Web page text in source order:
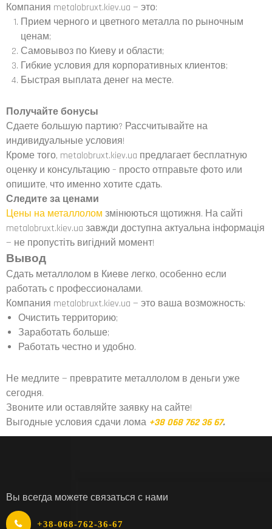
Компания metalobruxt.kiev.ua — это:
Прием черного и цветного металла по рыночным
ценам;
Самовывоз по Киеву и области;
Гибкие условия для корпоративных клиентов;
Быстрая выплата денег на месте.
Получайте бонусы
Сдаете большую партию? Рассчитывайте на
индивидуальные условия!
Кроме того, metalobruxt.kiev.ua предлагает бесплатную
оценку и консультацию – просто отправьте фото или
опишите, что именно хотите сдать.
Следите за ценами
Цены на металлолом змінюються щотижня. На сайті
metalobruxt.kiev.ua завжди доступна актуальна інформація
— не пропустіть вигідний момент!
Вывод
Сдать металлолом в Киеве легко, особенно если
работать с профессионалами.
Компания metalobruxt.kiev.ua — это ваша возможность:
Очистить территорию;
Заработать больше;
Работать честно и удобно.
Не медлите — превратите металлолом в деньги уже
сегодня.
Звоните или оставляйте заявку на сайте!
Выгодные условия сдачи лома +38 068 762 36 67.
Вы всегда можете связаться с нами
+38-068-762-36-67